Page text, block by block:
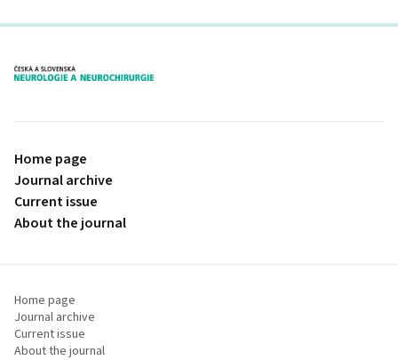
proLékaře.cz
Home page
Journal archive
Current issue
About the journal
Home page
Journal archive
Current issue
About the journal